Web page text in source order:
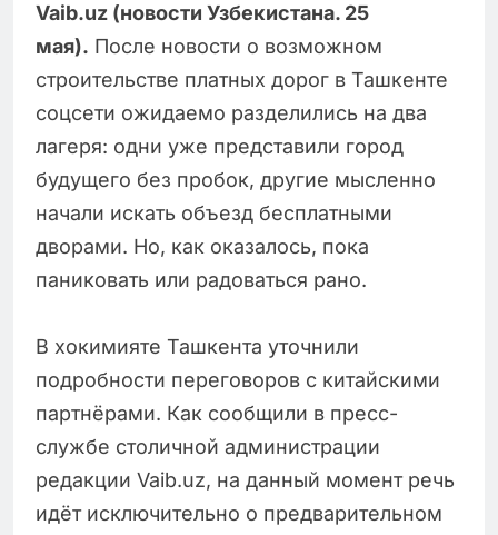
Vaib.uz (новости Узбекистана. 25
мая). После новости о возможном
строительстве платных дорог в Ташкенте
соцсети ожидаемо разделились на два
лагеря: одни уже представили город
будущего без пробок, другие мысленно
начали искать объезд бесплатными
дворами. Но, как оказалось, пока
паниковать или радоваться рано.
В хокимияте Ташкента уточнили
подробности переговоров с китайскими
партнёрами. Как сообщили в пресс-
службе столичной администрации
редакции Vaib.uz, на данный момент речь
идёт исключительно о предварительном